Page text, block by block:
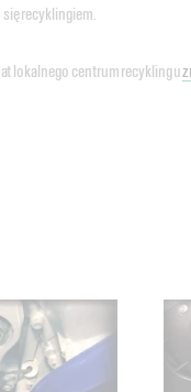
recyklingiem.
lokalnego centrum recyklingu